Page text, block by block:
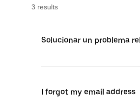
3 results
Solucionar un problema
I forgot my email address